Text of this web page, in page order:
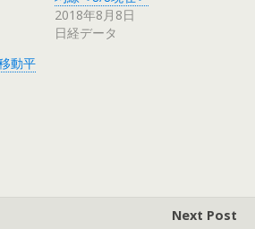
2018年8月8日
日経データ
動平
Next Post